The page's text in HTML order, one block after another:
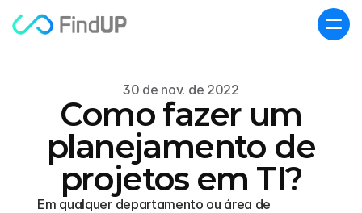
30 de nov. de 2022
Como fazer um
planejamento de
projetos em TI?
Em qualquer departamento ou área de